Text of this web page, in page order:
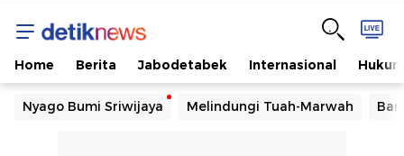
Home Berita Jabodetabek Internasional Hukum
Nyago Bumi Sriwijaya Melindungi Tuah-Marwah